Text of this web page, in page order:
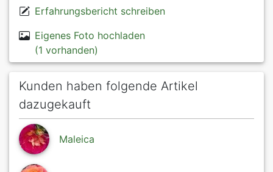
Erfahrungsbericht schreiben
Eigenes Foto hochladen
(1 vorhanden)
Kunden haben folgende Artikel
dazugekauft
Maleica